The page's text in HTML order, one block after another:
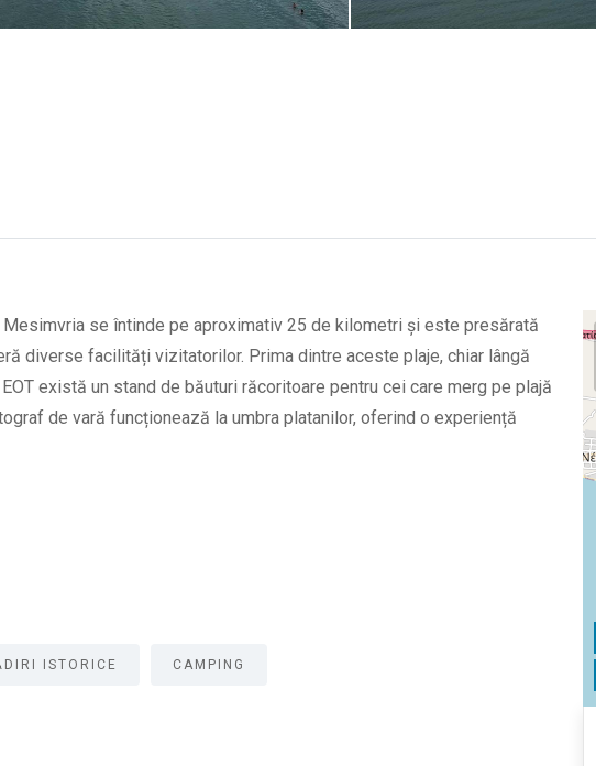
se întinde pe aproximativ 25 de kilometri și este presărată
diverse facilități vizitatorilor. Prima dintre aceste plaje, chiar lângă
există un stand de băuturi răcoritoare pentru cei care merg pe plajă
de vară funcționează la umbra platanilor, oferind o experiență
ISTORICE CAMPING